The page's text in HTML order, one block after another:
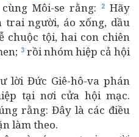
Môi-se rằng: 2 Hãy
trai người, áo xống, dầu
chuộc tội, hai con chiên
3rồi nhóm hiệp cả hội
lời Đức Giê-hô-va phán
tại nơi cửa hội mạc.
rằng: Đây là các điều
làm theo.